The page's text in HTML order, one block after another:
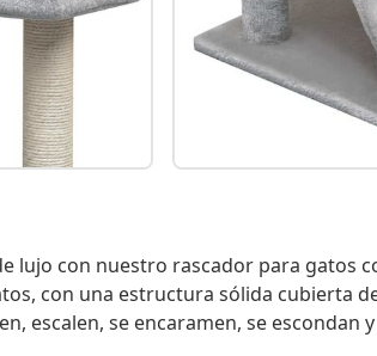
lujo con nuestro rascador para gatos
con una estructura sólida cubierta
escalen, se encaramen, se escondan